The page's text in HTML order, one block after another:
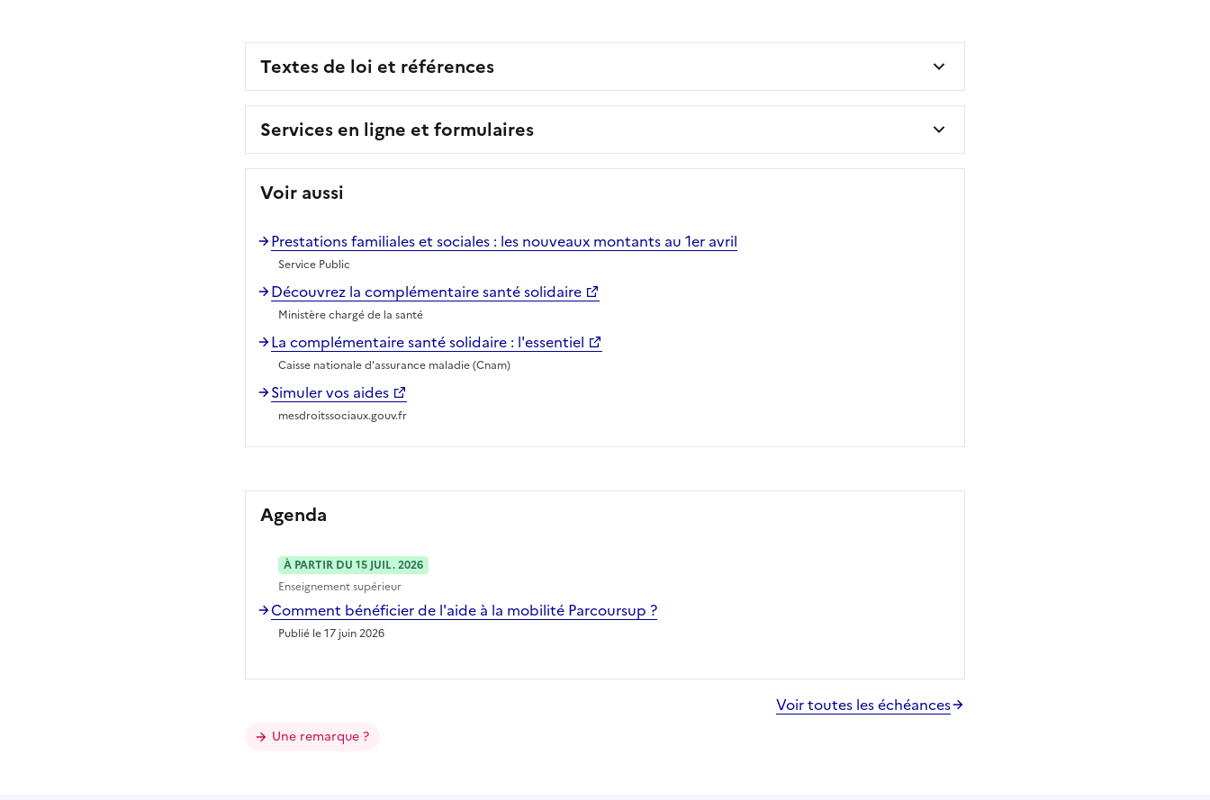
Textes de loi et références
Services en ligne et formulaires
Voir aussi
Prestations familiales et sociales : les nouveaux montants au 1er avril
Service Public
Découvrez la complémentaire santé solidaire
Ministère chargé de la santé
La complémentaire santé solidaire : l'essentiel
Caisse nationale d'assurance maladie (Cnam)
Simuler vos aides
mesdroitssociaux.gouv.fr
Agenda
À PARTIR DU 15 JUIL. 2026
Enseignement supérieur
Comment bénéficier de l'aide à la mobilité Parcoursup ?
Publié le 17 juin 2026
Voir toutes les échéances
Une remarque ?